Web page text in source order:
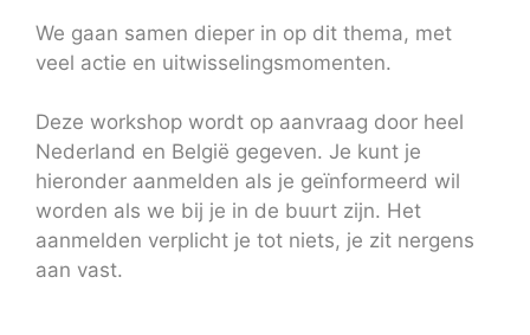
We gaan samen dieper in op dit thema, met
veel actie en uitwisselingsmomenten.
Deze workshop wordt op aanvraag door heel
Nederland en België gegeven. Je kunt je
hieronder aanmelden als je geïnformeerd wil
worden als we bij je in de buurt zijn. Het
aanmelden verplicht je tot niets, je zit nergens
aan vast.